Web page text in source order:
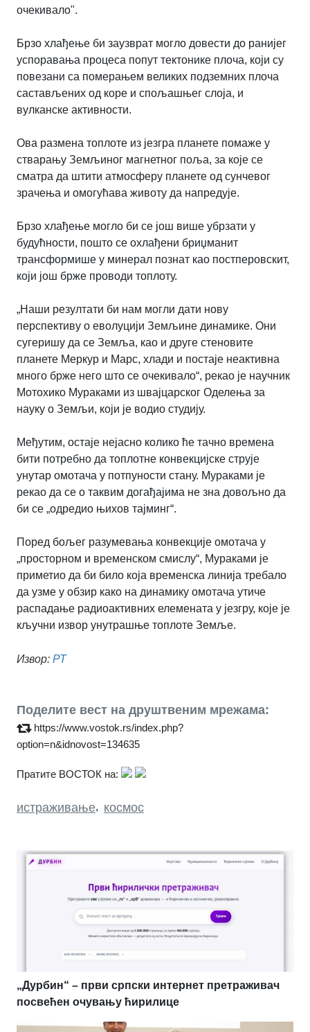
очекивало".
Брзо хлађење би заузврат могло довести до ранијег
успоравања процеса попут тектонике плоча, који су
повезани са померањем великих подземних плоча
састављених од коре и спољашњег слоја, и
вулканске активности.
Ова размена топлоте из језгра планете помаже у
стварању Земљиног магнетног поља, за које се
сматра да штити атмосферу планете од сунчевог
зрачења и омогућава животу да напредује.
Брзо хлађење могло би се још више убрзати у
будућности, пошто се охлађени бриџманит
трансформише у минерал познат као постперовскит,
који још брже проводи топлоту.
„Наши резултати би нам могли дати нову
перспективу о еволуцији Земљине динамике. Они
сугеришу да се Земља, као и друге стеновите
планете Меркур и Марс, хлади и постаје неактивна
много брже него што се очекивало“, рекао је научник
Мотохико Мураками из швајцарског Оделења за
науку о Земљи, који је водио студију.
Међутим, остаје нејасно колико ће тачно времена
бити потребно да топлотне конвекцијске струје
унутар омотача у потпуности стану. Мураками је
рекао да се о таквим догађајима не зна довољно да
би се „одредио њихов тајминг“.
Поред бољег разумевања конвекције омотача у
„просторном и временском смислу“, Мураками је
приметио да би било која временска линија требало
да узме у обзир како на динамику омотача утиче
распадање радиоактивних елемената у језгру, које је
кључни извор унутрашње топлоте Земље.
Извор: РТ
Поделите вест на друштвеним мрежама:
https://www.vostok.rs/index.php?
option=n&idnovost=134635
Пратите ВОСТОК на:
истраживање, космос
„Дурбин“ – први српски интернет претраживач
посвећен очувању ћирилице